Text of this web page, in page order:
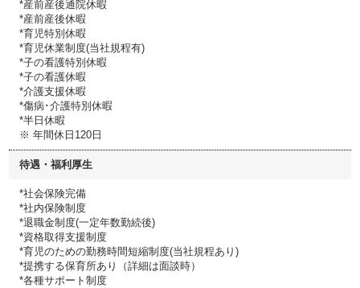
*産前産後通院休暇
*産前産後休暇
*育児特別休暇
*育児休業制度(当社規程有)
*子の看護特別休暇
*子の看護休暇
*介護支援休暇
*傷病･介護特別休暇
*半日休暇
※ 年間休日120日
待遇・福利厚生
*社会保険完備
*社内保険制度
*退職金制度(一定年数勤続後)
*資格取得支援制度
*育児のための勤務時間短縮制度(当社規程あり)
*提携する保育所あり（詳細は面談時）
*各種サポート制度